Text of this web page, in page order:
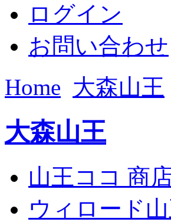
ログイン
お問い合わせ
Home 大森山王
大森山王
山王ココ 商
ウィロード